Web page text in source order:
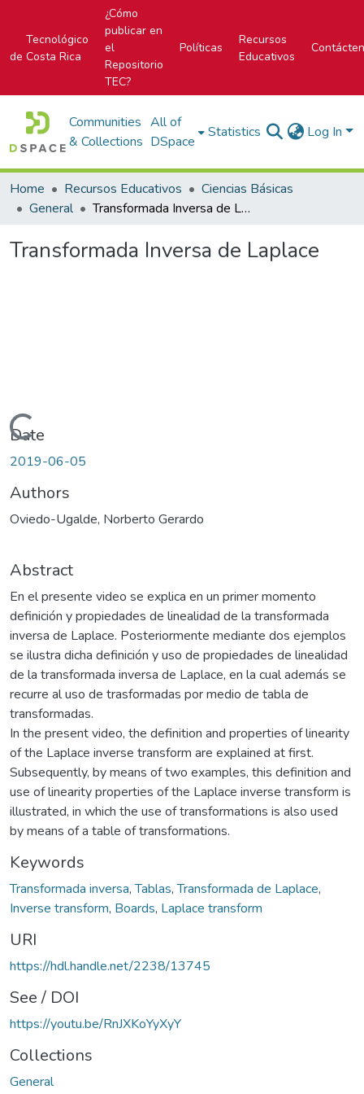
Tecnológico
de Costa Rica
¿Cómo
publicar en
el
Repositorio
TEC?
Políticas
Recursos
Educativos
Communities
& Collections
All of
DSpace
Statistics Log In
Home Recursos Educativos
Ciencias Básicas
General
Transformada Inversa de Laplace
Transformada Inversa de Laplace
Loading...
Date
2019-06-05
Authors
Oviedo-Ugalde, Norberto Gerardo
Abstract
En el presente video se explica en un primer momento
definición y propiedades de linealidad de la transformada
inversa de Laplace. Posteriormente mediante dos ejemplos
se ilustra dicha definición y uso de propiedades de linealidad
de la transformada inversa de Laplace, en la cual además se
recurre al uso de trasformadas por medio de tabla de
transformadas.
In the present video, the definition and properties of linearity
of the Laplace inverse transform are explained at first.
Subsequently, by means of two examples, this definition and
use of linearity properties of the Laplace inverse transform is
illustrated, in which the use of transformations is also used
by means of a table of transformations.
Keywords
Transformada inversa,Tablas,Transformada de Laplace,
Inverse transform, Boards, Laplace transform
URI
https://hdl.handle.net/2238/13745
See / DOI
https://youtu.be/RnJXKoYyXyY
Collections
General